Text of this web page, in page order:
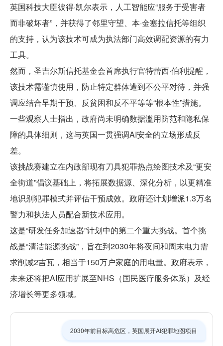
英国科技大臣彼得·凯尔表示，人工智能应“服务于受害者
而非破坏者”，并获得了邻里守望、本·金塞拉信托等组织
的支持，认为该技术可成为执法部门高效调配资源的有力
工具。
然而，圣吉尔斯信托基金会首席执行官特蕾西·伯利提醒，
该技术需谨慎使用，防止特定群体遭到不公平对待，并强
调应结合早期干预、反贫困和反不平等等“根本性”措施。
一些观察人士指出，政府尚未明确数据滥用防范和隐私保
障的具体细则，这与英国一贯强调AI安全的立场形成反
差。
该挑战赛建立在内政部现有刀具犯罪热点绘图技术及“更安
全街道”倡议基础上，将拓展数据源、深化分析，以更精准
地识别犯罪模式并评估干预成效。政府还计划增派1.3万名
警力和执法人员配合新技术应用。
这是“研发任务加速器”计划中的第二个重大挑战。首个挑
战是“清洁能源挑战”，旨在到2030年将夜间和周末电力需
求削减2吉瓦，相当于150万户家庭的用电量。政府表示，
未来还将把AI应用扩展至NHS（国民医疗服务体系）及经
济增长等更多领域。
2030年前目标高危区，英国展开AI犯罪地图项目